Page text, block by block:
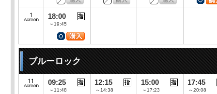
18:00
～19:45
ブルーロック
09:25
～11:48
12:15
～14:38
15:00
～17:23
17:45
～20:08